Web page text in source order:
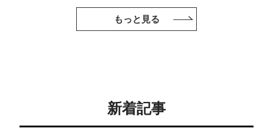
もっと見る
新着記事